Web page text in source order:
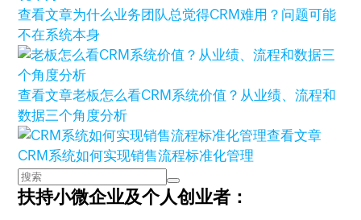
查看文章为什么业务团队总觉得CRM难用？问题可能
不在系统本身
查看文章老板怎么看CRM系统价值？从业绩、流程和
数据三个角度分析
查看文章
CRM系统如何实现销售流程标准化管理
扶持小微企业及个人创业者：